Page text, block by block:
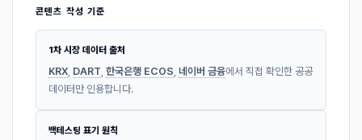
콘텐츠 작성 기준
1차 시장 데이터 출처
KRX DART 한국은행 ECOS 네이버 금융에서 직접 확인한 공공
데이터만 인용합니다.
백테스팅 표기 원칙